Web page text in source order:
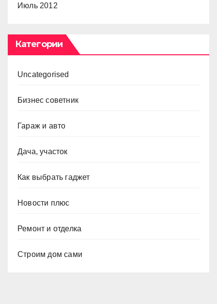
Июль 2012
Категории
Uncategorised
Бизнес советник
Гараж и авто
Дача, участок
Как выбрать гаджет
Новости плюс
Ремонт и отделка
Строим дом сами